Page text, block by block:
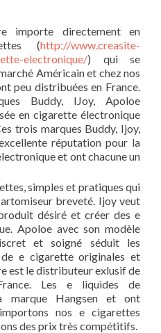
importe directement en
(http://www.creasite-
electronique/) qui se
Américain et chez nos
peu distribuées en France.
Buddy, IJoy, Apoloe
en cigarette électronique
trois marques Buddy, Ijoy,
réputation pour la
et ont chacune un
simples et pratiques qui
breveté. Ijoy veut
désiré et créer des e
Apoloe avec son modèle
et soigné séduit les
e cigarette originales et
est le distributeur exlusif de
Les e liquides de
marque Hangsen et ont
nos e cigarettes
des prix très compétitifs.